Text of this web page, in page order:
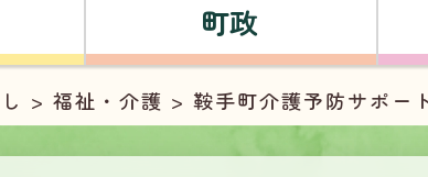
町政
> 福祉・介護 > 鞍手町介護予防サポー